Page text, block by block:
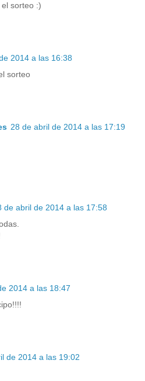
sorteo :)
2014 a las 16:38
sorteo
28 de abril de 2014 a las 17:19
de abril de 2014 a las 17:58
2014 a las 18:47
de 2014 a las 19:02